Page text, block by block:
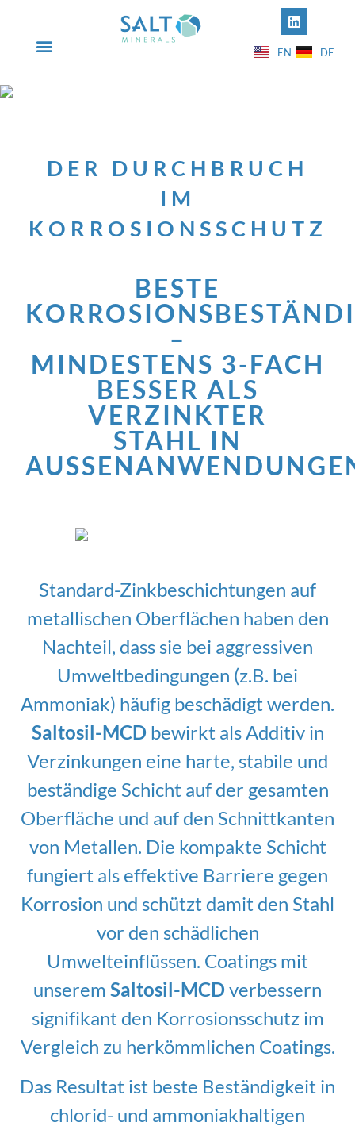
EN DE
DER DURCHBRUCH
IM
KORROSIONSSCHUTZ
BESTE
–
MINDESTENS 3-FACH
BESSER ALS
VERZINKTER
STAHL IN
AUSSENANWENDUNGEN
Standard-Zinkbeschichtungen auf
metallischen Oberflächen haben den
Nachteil, dass sie bei aggressiven
Umweltbedingungen (z.B. bei
Ammoniak) häufig beschädigt werden.
Saltosil-MCDbewirkt als Additiv in
Verzinkungen eine harte, stabile und
beständige Schicht auf der gesamten
Oberfläche und auf den Schnittkanten
von Metallen. Die kompakte Schicht
fungiert als effektive Barriere gegen
Korrosion und schützt damit den Stahl
vor den schädlichen
Umwelteinflüssen. Coatings mit
unserem Saltosil-MCDverbessern
signifikant den Korrosionsschutz im
Vergleich zu herkömmlichen Coatings.
Das Resultat ist beste Beständigkeit in
chlorid- und ammoniakhaltigen